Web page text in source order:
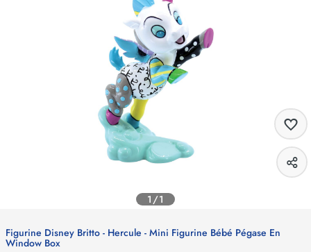
1/1
Figurine Disney Britto - Hercule - Mini Figurine Bébé Pégase En
Window Box